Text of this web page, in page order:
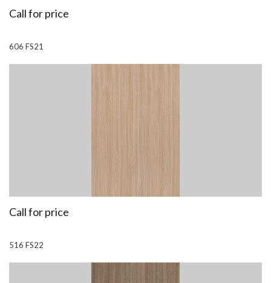
Call for price
606 FS21
Call for price
516 FS22